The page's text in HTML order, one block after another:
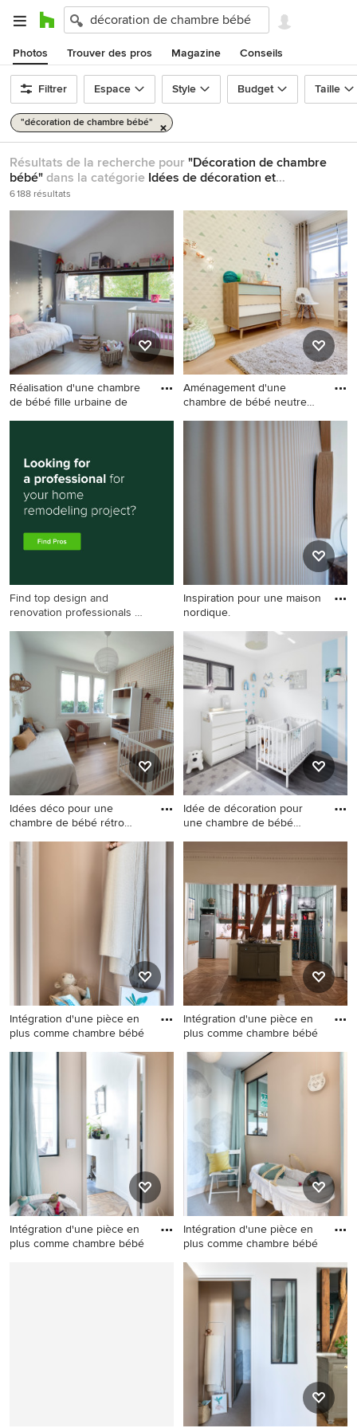
Photos Trouver des pros Magazine Conseils
Filtrer Espace Style Budget Taille
"décoration de chambre bébé"
Résultats de la recherche pour "Décoration de chambre
bébé" dans la catégorie Idées de décoration et
d'architecture
6 188 résultats
Réalisation d'une chambre
de bébé fille urbaine de
Réalisation d'une chambre
moyenne avec un mur blanc
et un sol beige.
Aménagement d'une
chambre de bébé neutre
Aménagement d'une
chambre de bébé neutre
moyenne avec un mur blanc,
parquet clair et un sol beige.
Find top design and
renovation professionals on
Inspiration pour une maison
nordique.
Inspiration pour une maison
nordique.
Idées déco pour une
chambre de bébé rétro
Idées déco pour une
chambre de bébé rétro avec
un mur beige, un sol beige et
Idée de décoration pour
une chambre de bébé
Idée de décoration pour une
chambre de bébé garçon
design de taille moyenne
avec un mur bleu et un sol
gris.
Intégration d'une pièce en
plus comme chambre bébé
Idées déco pour une petite
chambre neutre
contemporaine avec un mur
beige, moquette et un sol
beige.
Intégration d'une pièce en
plus comme chambre bébé
Exemple d'une petite
chambre neutre tendance
avec un mur beige, moquette
et un sol beige.
Intégration d'une pièce en
plus comme chambre bébé
Intégration d'une pièce en
plus comme chambre bébé
Exemple d'une petite
chambre neutre tendance
avec un mur beige, moquette
et un sol beige.